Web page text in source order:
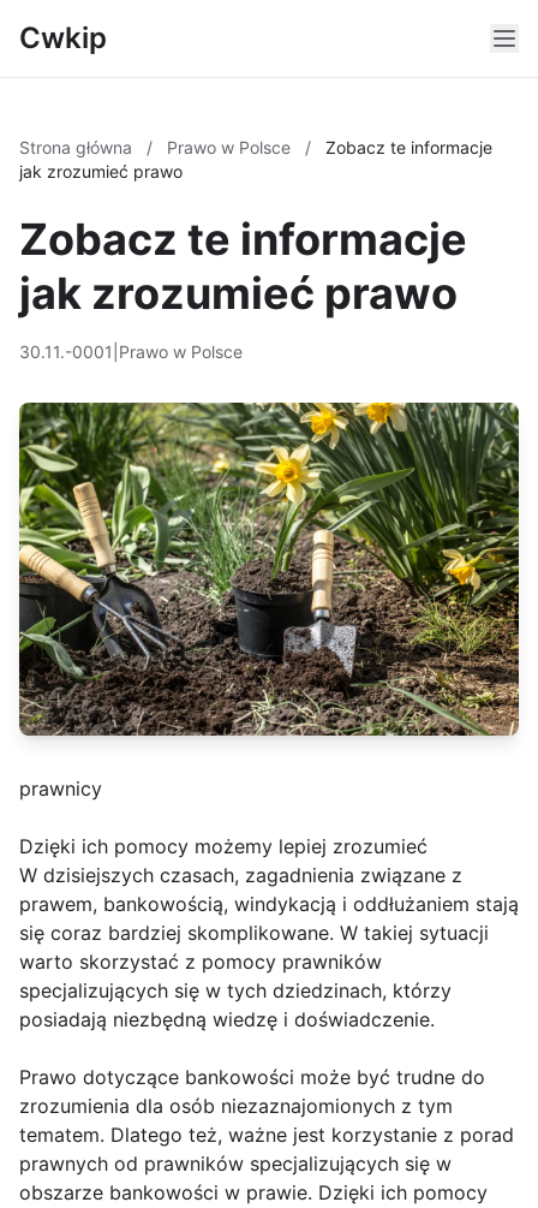
Cwkip
Strona główna / Prawo w Polsce /
Zobacz te informacje
jak zrozumieć prawo
Zobacz te informacje
jak zrozumieć prawo
30.11.-0001 Prawo w Polsce
prawnicy
Dzięki ich pomocy możemy lepiej zrozumieć
W dzisiejszych czasach, zagadnienia związane z
prawem, bankowością, windykacją i oddłużaniem stają
się coraz bardziej skomplikowane. W takiej sytuacji
warto skorzystać z pomocy prawników
specjalizujących się w tych dziedzinach, którzy
posiadają niezbędną wiedzę i doświadczenie.
Prawo dotyczące bankowości może być trudne do
zrozumienia dla osób niezaznajomionych z tym
tematem. Dlatego też, ważne jest korzystanie z porad
prawnych od prawników specjalizujących się w
obszarze bankowości w prawie. Dzięki ich pomocy